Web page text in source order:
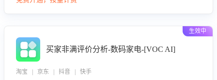
绪、归因争议根源，并客观评估客服应对合理性与成效。系统
生效中
买家非满评价分析-数码家电-[VOC AI]
淘宝 | 京东 | 抖音 | 快手